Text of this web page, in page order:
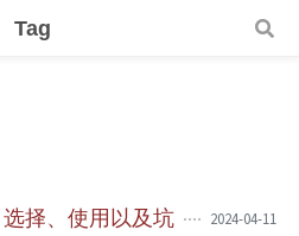
Tag
选择、使用以及坑 2024-04-11